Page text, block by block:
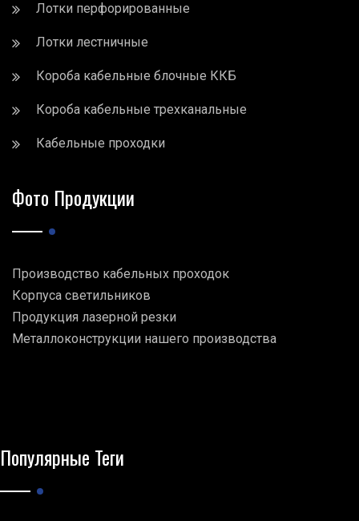
Лотки перфорированные
Лотки лестничные
Короба кабельные блочные ККБ
Короба кабельные трехканальные
Кабельные проходки
Фото Продукции
Производство кабельных проходок
Корпуса светильников
Продукция лазерной резки
Металлоконструкции нашего производства
Популярные Теги